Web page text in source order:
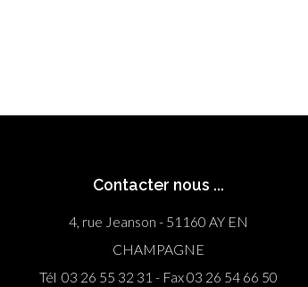
Contacter nous ...
4, rue Jeanson - 51160 AY EN
CHAMPAGNE
Tél 03 26 55 32 31 - Fax 03 26 54 66 50